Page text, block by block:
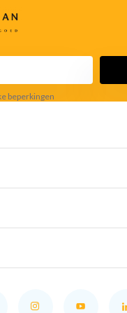
beperkingen